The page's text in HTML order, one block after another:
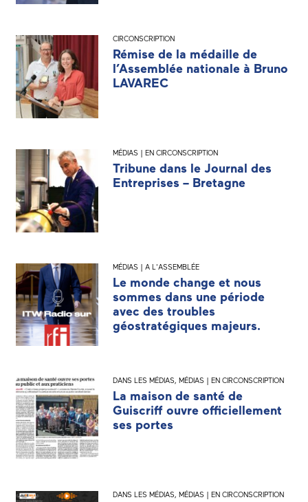
CIRCONSCRIPTION
Rémise de la médaille de
l’Assemblée nationale à Bruno
LAVAREC
MÉDIAS | EN CIRCONSCRIPTION
Tribune dans le Journal des
Entreprises – Bretagne
MÉDIAS | A L'ASSEMBLÉE
Le monde change et nous
sommes dans une période
avec des troubles
géostratégiques majeurs.
DANS LES MÉDIAS, MÉDIAS | EN CIRCONSCRIPTION
La maison de santé de
Guiscriff ouvre officiellement
ses portes
DANS LES MÉDIAS, MÉDIAS | EN CIRCONSCRIPTION